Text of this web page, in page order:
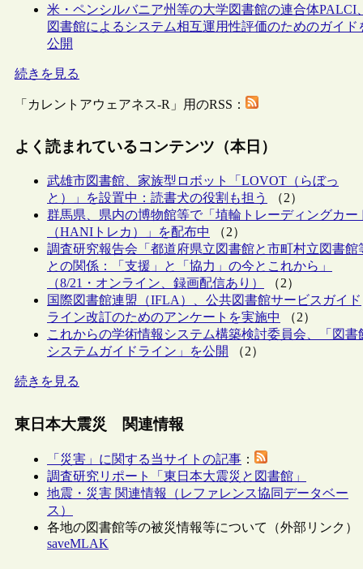
米・ペンシルバニア州等の大学図書館の連合体PALCI、
図書館によるシステム相互運用性評価のためのガイド
公開
続きを見る
「カレントアウェアネス-R」用のRSS：
よく読まれているコンテンツ（本日）
武雄市図書館、家族型ロボット「LOVOT（らぼっ
と）」を設置中：読書犬の役割も担う
（2）
群馬県、県内の博物館等で「埴輪トレーディングカー
（HANIトレカ）」を配布中
（2）
調査研究報告会「都道府県立図書館と市町村立図書館
との関係：「支援」と「協力」の今とこれから」
（8/21・オンライン、録画配信あり）
（2）
国際図書館連盟（IFLA）、公共図書館サービスガイド
ライン改訂のためのアンケートを実施中
（2）
これからの学術情報システム構築検討委員会、「図書
システムガイドライン」を公開
（2）
続きを見る
東日本大震災 関連情報
「災害」に関する当サイトの記事 ：
調査研究リポート「東日本大震災と図書館」
地震・災害 関連情報（レファレンス協同データベー
ス）
各地の図書館等の被災情報等について（外部リンク）
saveMLAK